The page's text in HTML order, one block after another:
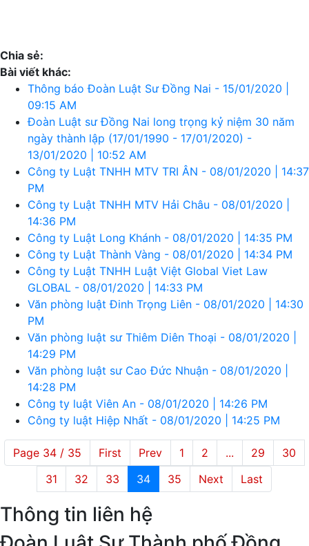
Chia sẻ:
Bài viết khác:
Thông báo Đoàn Luật Sư Đồng Nai - 15/01/2020 |
09:15 AM
Đoàn Luật sư Đồng Nai long trọng kỷ niệm 30 năm
ngày thành lập (17/01/1990 - 17/01/2020) -
13/01/2020 | 10:52 AM
Công ty Luật TNHH MTV TRI ÂN - 08/01/2020 | 14:37
PM
Công ty Luật TNHH MTV Hải Châu - 08/01/2020 |
14:36 PM
Công ty Luật Long Khánh - 08/01/2020 | 14:35 PM
Công ty Luật Thành Vàng - 08/01/2020 | 14:34 PM
Công ty Luật TNHH Luật Việt Global Viet Law
GLOBAL - 08/01/2020 | 14:33 PM
Văn phòng luật Đinh Trọng Liên - 08/01/2020 | 14:30
PM
Văn phòng luật sư Thiêm Diên Thoại - 08/01/2020 |
14:29 PM
Văn phòng luật sư Cao Đức Nhuận - 08/01/2020 |
14:28 PM
Công ty luật Viên An - 08/01/2020 | 14:26 PM
Công ty luật Hiệp Nhất - 08/01/2020 | 14:25 PM
Page 34 / 35 First Prev 1 2 ... 29
30
31
32 33 34 35 Next Last
Thông tin liên hệ